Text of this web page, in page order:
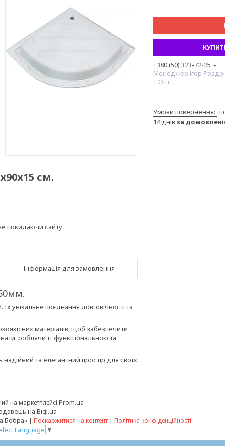
см.
покидаючи сайту.
Інформація для замовлення
унікальне поєднання довговічності та
матеріалів, щоб забезпечити
роблячи її функціональною та
та елегантний простір для своїх
+380 (50) 323-72-25
Менеджер Ігор
+ Опт
14 днів за
на маркетплейсі Prom.ua
на Bigl.ua
Інтернет-магазин сантехніки та будматеріалів «Два Бобра» | Поскаржитися на контент | Політика конфіденційності
Language ▼